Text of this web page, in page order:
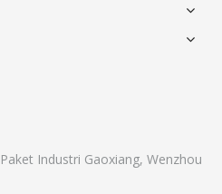
Industri Gaoxiang, Wenzhou